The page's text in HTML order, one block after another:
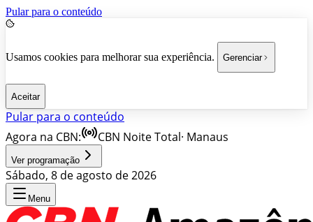
Pular para o conteúdo
Usamos cookies para melhorar sua experiência. Gerenciar
Aceitar
Pular para o conteúdo
Agora na CBN:
CBN Noite Total· Manaus
Ver programação
Sábado, 8 de agosto de 2026
Menu